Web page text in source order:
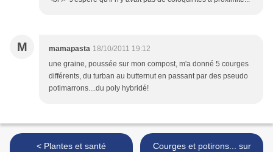
M mamapasta 18/10/2011 19:12
une graine, poussée sur mon compost, m'a donné 5 courges
différents, du turban au butternut en passant par des pseudo
potimarrons....du poly hybridé!
< Plantes et santé
Courges et potirons... sur